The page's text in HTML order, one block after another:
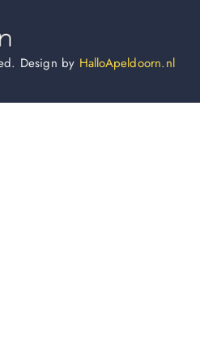
Design by HalloApeldoorn.nl